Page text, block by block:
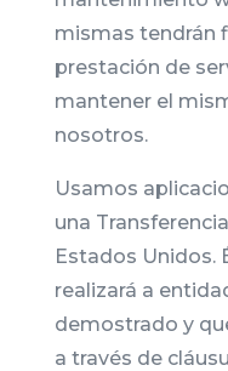
mismas tendrán
prestación de
mantener el
nosotros.
Usamos
una
Estados Unidos.
realizará a
demostrado y
a través de